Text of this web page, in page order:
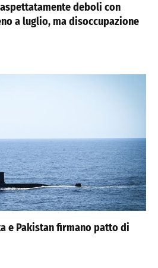
deboli con
a luglio, ma disoccupazione
e Pakistan firmano patto di